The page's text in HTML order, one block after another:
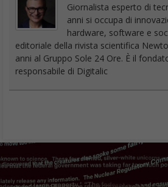
Giornalista esperto di
anni si occupa di
hardware, software e
editoriale della rivista scientifica
anni al Gruppo Sole 24 Ore. È il
responsabile di Digitalic